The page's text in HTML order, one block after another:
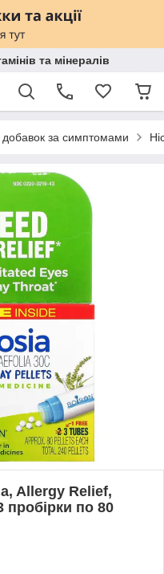
та мінералів
добавок за симптомами
Allergy Relief,
пробірки по 80